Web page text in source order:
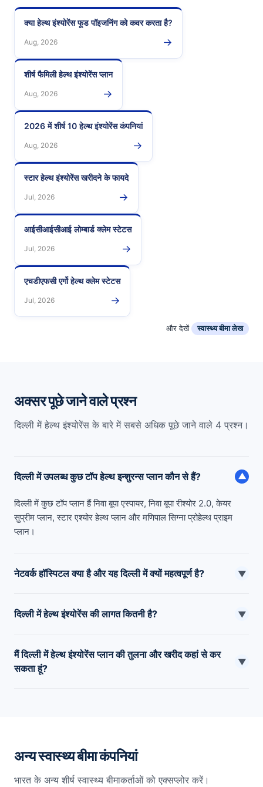
क्या हेल्थ इंश्योरेंस फूड पॉइजनिंग को कवर करता है?
Aug, 2026 →
शीर्ष फैमिली हेल्थ इंश्योरेंस प्लान
Aug, 2026 →
2026 में शीर्ष 10 हेल्थ इंश्योरेंस कंपनियां
Aug, 2026 →
स्टार हेल्थ इंश्योरेंस खरीदने के फायदे
Jul, 2026 →
आईसीआईसीआई लोम्बार्ड क्लेम स्टेटस
Jul, 2026 →
एचडीएफसी एर्गो हेल्थ क्लेम स्टेटस
Jul, 2026 →
और देखें स्वास्थ्य बीमा लेख
अक्सर पूछे जाने वाले प्रश्न
दिल्ली में हेल्थ इंश्योरेंस के बारे में सबसे अधिक पूछे जाने वाले 4 प्रश्न।
दिल्ली में उपलब्ध कुछ टॉप हेल्थ इन्शुरन्स प्लान कौन से हैं? ▼
दिल्ली में कुछ टॉप प्लान हैं निवा बूपा एस्पायर, निवा बूपा रीश्योर 2.0, केयर
सुप्रीम प्लान, स्टार एश्योर हेल्थ प्लान और मणिपाल सिग्ना प्रोहेल्थ प्राइम
प्लान।
नेटवर्क हॉस्पिटल क्या है और यह दिल्ली में क्यों महत्वपूर्ण है? ▼
कंपनी के साथ टाई-अप होता है। दिल्ली के नेटवर्क अस्पतालों में, आप कैशलेस
दिल्ली में हेल्थ इंश्योरेंस की लागत कितनी है? ▼
हालांकि, यह उम्र, चिकित्सा इतिहास, योजना का प्रकार, बीमा राशि और स्थान
सहित कई कारकों पर निर्भर करता है।
मैं दिल्ली में हेल्थ इंश्योरेंस प्लान की तुलना और खरीद कहां से कर
सकता हूं?
▼
अन्य स्वास्थ्य बीमा कंपनियां
भारत के अन्य शीर्ष स्वास्थ्य बीमाकर्ताओं को एक्सप्लोर करें।